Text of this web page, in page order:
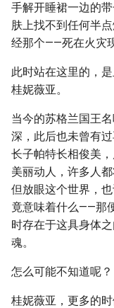
手解开睡裙一边的
肤上找不到任何半
经那个——死在火灾
此时站在这里的，
桂妮薇亚。
当今的苏格兰国王
深，此后也未曾有
长子帕特长相俊美
美丽动人，许多人
但放眼这个世界，
竟意味着什么——那
时存在于这具身体
魂。
怎么可能不知道呢？
桂妮薇亚，更多的